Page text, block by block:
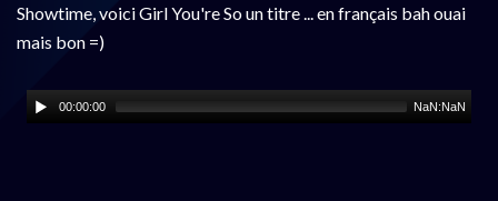
Showtime, voici Girl You're So un titre ... en français bah ouai
mais bon =)
00:00:00 NaN:NaN